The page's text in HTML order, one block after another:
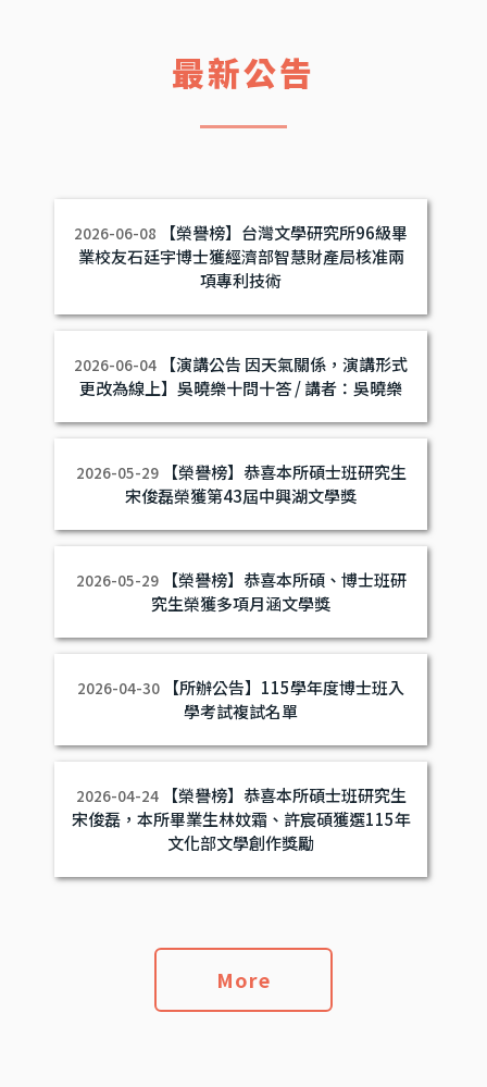
最新公告
2026-06-08
【榮譽榜】台灣文學研究所96級畢
業校友石廷宇博士獲經濟部智慧財產局核准兩
項專利技術
2026-06-04
【演講公告 因天氣關係，演講形式
更改為線上】吳曉樂十問十答 / 講者：吳曉樂
2026-05-29
【榮譽榜】恭喜本所碩士班研究生
宋俊磊榮獲第43屆中興湖文學獎
2026-05-29
【榮譽榜】恭喜本所碩、博士班研
究生榮獲多項月涵文學獎
2026-04-30
【所辦公告】115學年度博士班入
學考試複試名單
2026-04-24
【榮譽榜】恭喜本所碩士班研究生
宋俊磊，本所畢業生林妏霜、許宸碩獲選115年
文化部文學創作獎勵
More